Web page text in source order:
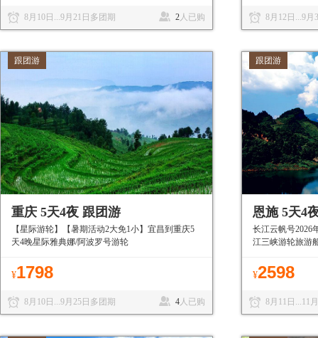
8月10日...9月21日多团期 2人已购 8月12日...9月
跟团游
重庆 5天4夜 跟团游
【星际游轮】【暑期活动2大免1小】宜昌到重庆5
天4晚星际雅典娜/阿波罗号游轮
¥1798
8月10日...9月25日多团期 4人已购
跟团游
恩施 5天4
长江云帆号2026
江三峡游轮旅游
¥2598
8月11日...11